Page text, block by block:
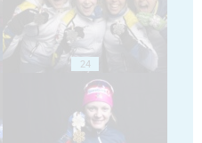
24